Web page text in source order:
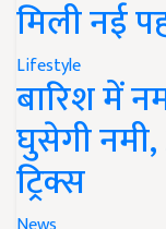
मिली नई
Lifestyle
बारिश में
घुसेगी
ट्रिक्स